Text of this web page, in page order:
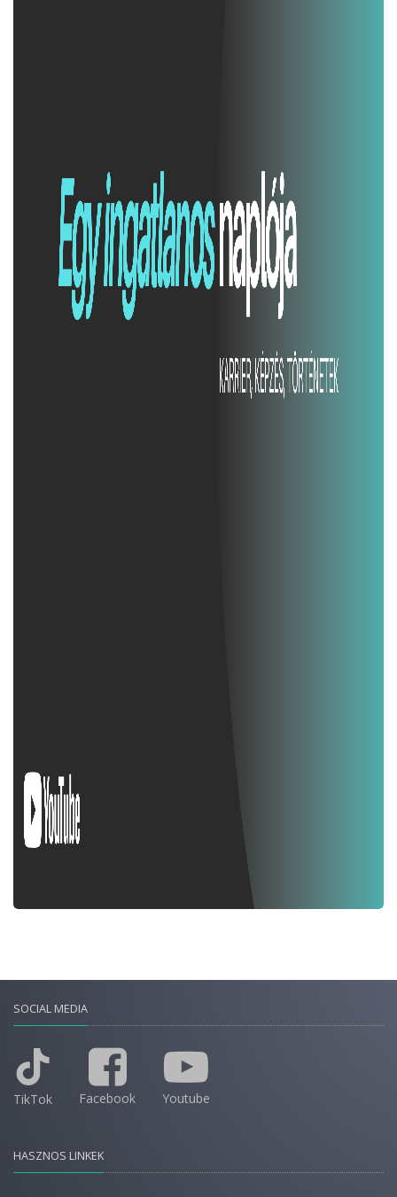
SOCIAL MEDIA
TikTok Facebook Youtube
HASZNOS LINKEK